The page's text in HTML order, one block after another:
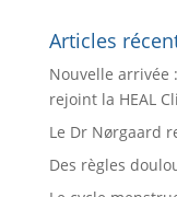
Articles
Nouvelle arrivée
rejoint la HEAL
Le Dr Nørgaard
Des règles